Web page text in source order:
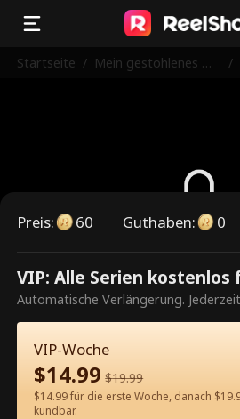
Startseite / Mein gestohlenes Mill
/
Dies ist eine
Episode. Bitte
60Jetzt
Preis: 60 Guthaben: 0
VIP: Alle Serien
Automatische Verlängerung.
VIP-Woche
$14.99 $19.99
$14.99 für die erste Woche, danach
kündbar.